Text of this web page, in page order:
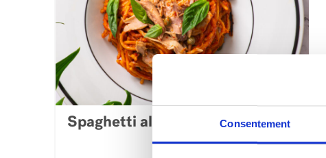
Consentement
Spaghetti all’Assassina au thon